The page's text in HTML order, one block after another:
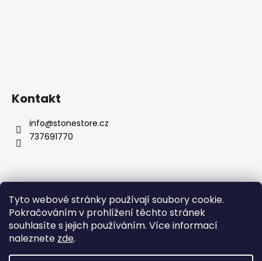
Tyto webové stránky používají soubory cookie.
Pokračováním v prohlížení těchto stránek
souhlasíte s jejich používáním. Více informací
naleznete zde.
Kontakt
info@stonestore.cz
737691770
Obchodní podmínky Podmínky ochrany osobních údajů
Velkoobchod
Kontakty